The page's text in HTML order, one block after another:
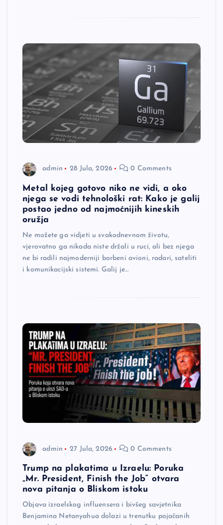
admin 28 Jula, 2026 0 Comments
Metal kojeg gotovo niko ne vidi, a oko
njega se vodi tehnološki rat: Kako je galij
postao jedno od najmoćnijih kineskih
oružja
Ne možete ga vidjeti u svakodnevnom životu,
vjerovatno ga nikada niste držali u ruci, ali bez njega
ne bi radili najmoderniji borbeni avioni, radari, sateliti
i komunikacijski sistemi. Galij je…
admin 27 Jula, 2026 0 Comments
Trump na plakatima u Izraelu: Poruka
„Mr. President, Finish the Job“ otvara
nova pitanja o Bliskom istoku
Objava izraelskog influensera i bivšeg savjetnika
Benjamina Netanyahua dolazi u trenutku pojačanih